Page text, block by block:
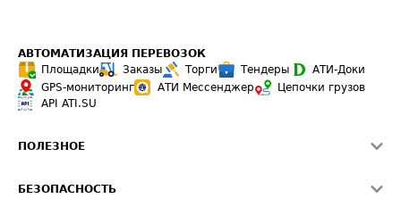
АВТОМАТИЗАЦИЯ ПЕРЕВОЗОК
Площадки
Заказы Торги Тендеры
АТИ-Доки
GPS-мониторинг
АТИ Мессенджер
Цепочки грузов
API ATI.SU
ПОЛЕЗНОЕ
БЕЗОПАСНОСТЬ